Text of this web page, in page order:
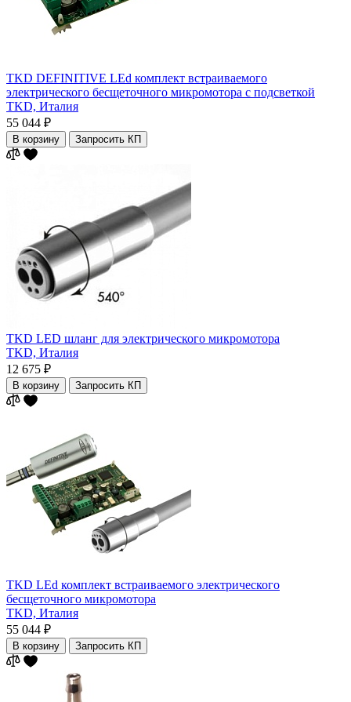
TKD DEFINITIVE LEd комплект встраиваемого
электрического бесщеточного микромотора с подсветкой
TKD, Италия
55 044 ₽
В корзину Запросить КП
TKD LED шланг для электрического микромотора
TKD, Италия
12 675 ₽
В корзину Запросить КП
TKD LEd комплект встраиваемого электрического
бесщеточного микромотора
TKD, Италия
55 044 ₽
В корзину Запросить КП